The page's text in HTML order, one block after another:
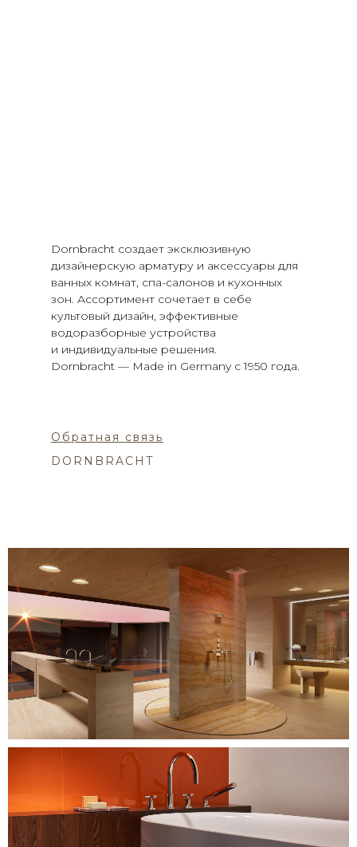
DORNBRACHT
Обратная связь
Dornbracht создает эксклюзивную
дизайнерскую арматуру и аксессуары для
ванных комнат, спа-салонов и кухонных
зон. Ассортимент сочетает в себе
культовый дизайн, эффективные
водоразборные устройства
и индивидуальные решения.
Dornbracht — Made in Germany с 1950 года.